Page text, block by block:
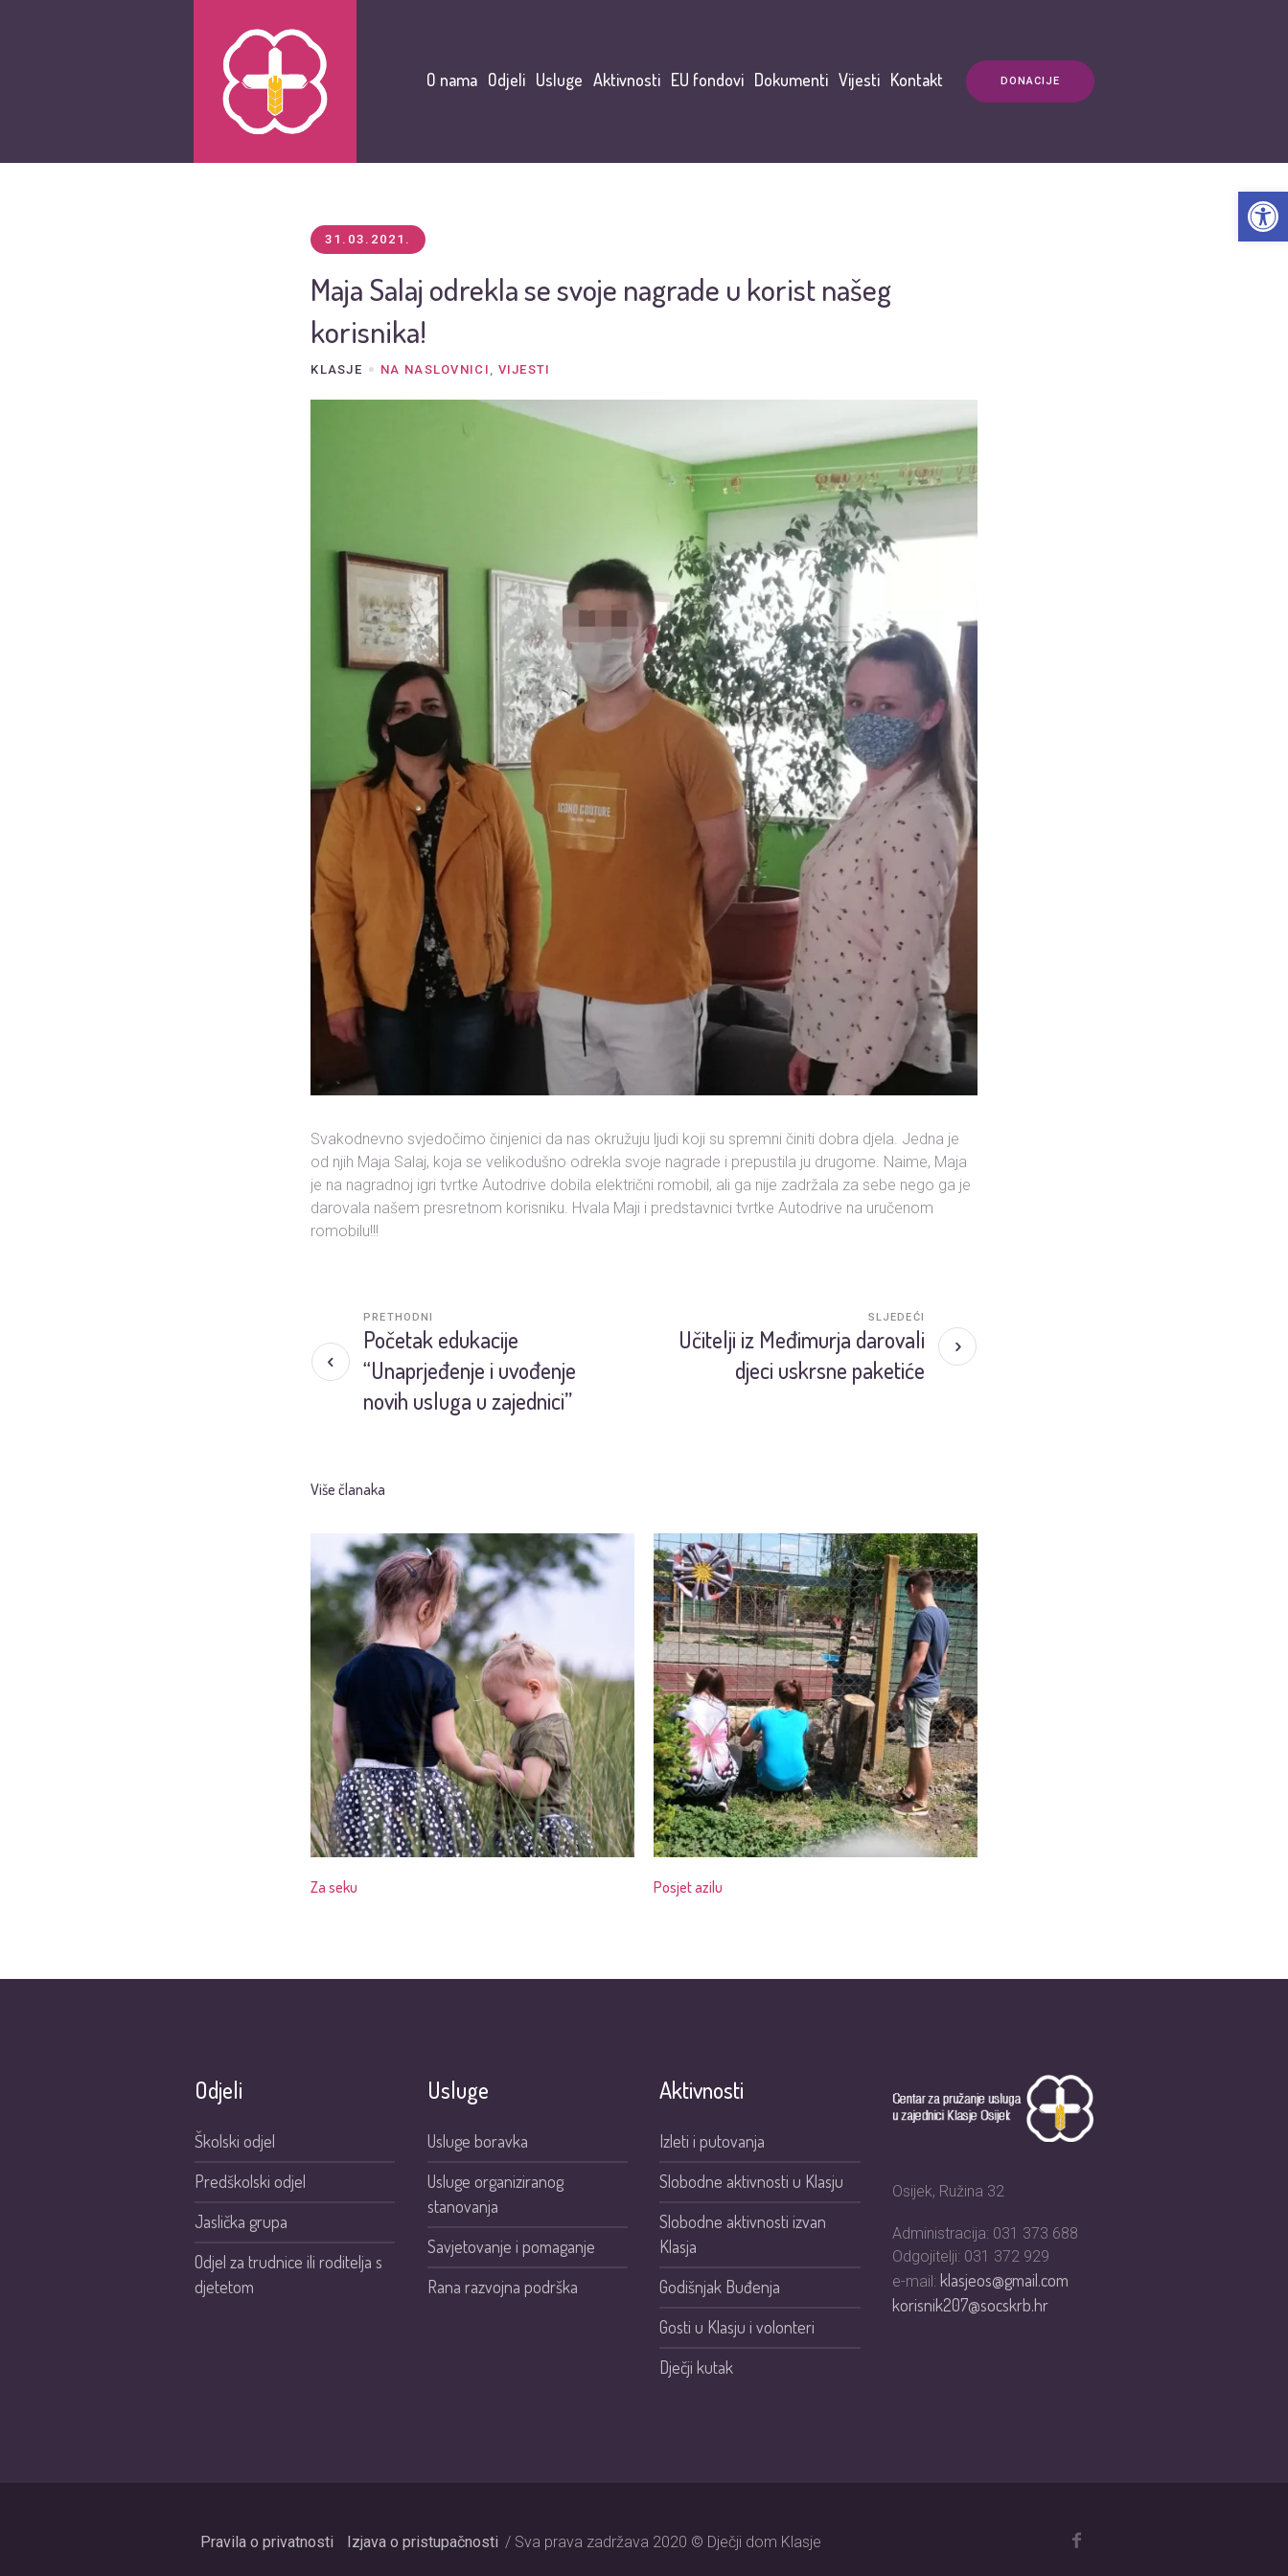
DONACIJE
O nama Odjeli Usluge Aktivnosti EU fondovi Dokumenti Vijesti Kontakt
31.03.2021.
Maja Salaj odrekla se svoje nagrade u korist našeg
korisnika!
KLASJE NA NASLOVNICI , VIJESTI
Svakodnevno svjedočimo činjenici da nas okružuju ljudi koji su spremni činiti dobra djela. Jedna je
od njih Maja Salaj, koja se velikodušno odrekla svoje nagrade i prepustila ju drugome. Naime, Maja
je na nagradnoj igri tvrtke Autodrive dobila električni romobil, ali ga nije zadržala za sebe nego ga je
darovala našem presretnom korisniku. Hvala Maji i predstavnici tvrtke Autodrive na uručenom
romobilu!!!
Početak edukacije
“Unaprjeđenje i uvođenje
novih usluga u zajednici”
PRETHODNI
Učitelji iz Međimurja darovali
djeci uskrsne paketiće
SLJEDEĆI
Više članaka
Za seku Posjet azilu
Odjeli
Školski odjel
Predškolski odjel
Jaslička grupa
Odjel za trudnice ili roditelja s
djetetom
Usluge
Usluge boravka
Usluge organiziranog
stanovanja
Savjetovanje i pomaganje
Rana razvojna podrška
Aktivnosti
Izleti i putovanja
Slobodne aktivnosti u Klasju
Slobodne aktivnosti izvan
Klasja
Godišnjak Buđenja
Gosti u Klasju i volonteri
Dječji kutak
Osijek, Ružina 32
Administracija: 031 373 688
Odgojitelji: 031 372 929
e-mail: klasjeos@gmail.com
korisnik207@socskrb.hr
Pravila o privatnosti Izjava o pristupačnosti / Sva prava zadržava 2020 © Dječji dom Klasje